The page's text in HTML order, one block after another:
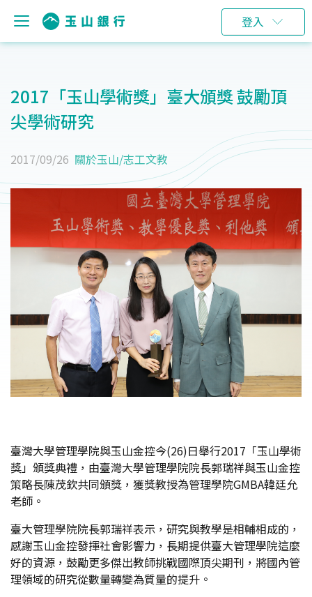
登入
2017「玉山學術獎」臺大頒獎 鼓勵頂
尖學術研究
2017/09/26 關於玉山/志工文教
臺灣大學管理學院與玉山金控今(26)日舉行2017「玉山學術
獎」頒獎典禮，由臺灣大學管理學院院長郭瑞祥與玉山金控
策略長陳茂欽共同頒獎，獲獎教授為管理學院GMBA韓廷允
老師。
臺大管理學院院長郭瑞祥表示，研究與教學是相輔相成的，
感謝玉山金控發揮社會影響力，長期提供臺大管理學院這麼
好的資源，鼓勵更多傑出教師挑戰國際頂尖期刊，將國內管
理領域的研究從數量轉變為質量的提升。